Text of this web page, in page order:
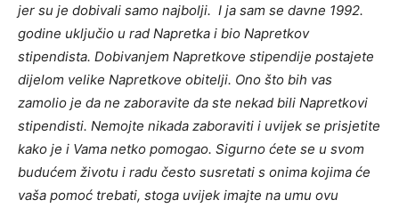
jer su je dobivali samo najbolji. I ja sam se davne 1992.
godine uključio u rad Napretka i bio Napretkov
stipendista. Dobivanjem Napretkove stipendije postajete
dijelom velike Napretkove obitelji. Ono što bih vas
zamolio je da ne zaboravite da ste nekad bili Napretkovi
stipendisti. Nemojte nikada zaboraviti i uvijek se prisjetite
kako je i Vama netko pomogao. Sigurno ćete se u svom
budućem životu i radu često susretati s onima kojima će
vaša pomoć trebati, stoga uvijek imajte na umu ovu